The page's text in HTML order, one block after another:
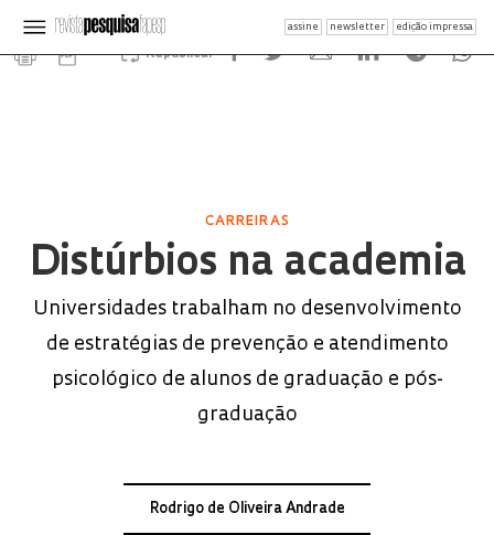
assine newsletter edição impressa
Republicar
CARREIRAS
Distúrbios na academia
Universidades trabalham no desenvolvimento
de estratégias de prevenção e atendimento
psicológico de alunos de graduação e pós-
graduação
Rodrigo de Oliveira Andrade